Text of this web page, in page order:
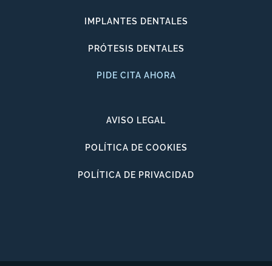
IMPLANTES DENTALES
PRÓTESIS DENTALES
PIDE CITA AHORA
AVISO LEGAL
POLÍTICA DE COOKIES
POLÍTICA DE PRIVACIDAD